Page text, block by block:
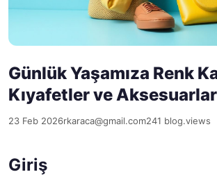
Günlük Yaşamıza Renk
Kıyafetler ve Aksesuarlar
23 Feb 2026rkaraca@gmail.com241 blog.views
Giriş